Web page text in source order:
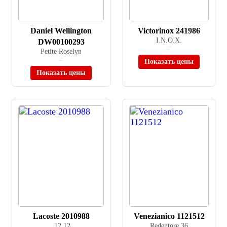
Daniel Wellington
DW00100293
Petite Roselyn
Показать цены
Victorinox 241986
I.N.O.X.
Показать цены
Lacoste 2010988 Venezianico 1121512